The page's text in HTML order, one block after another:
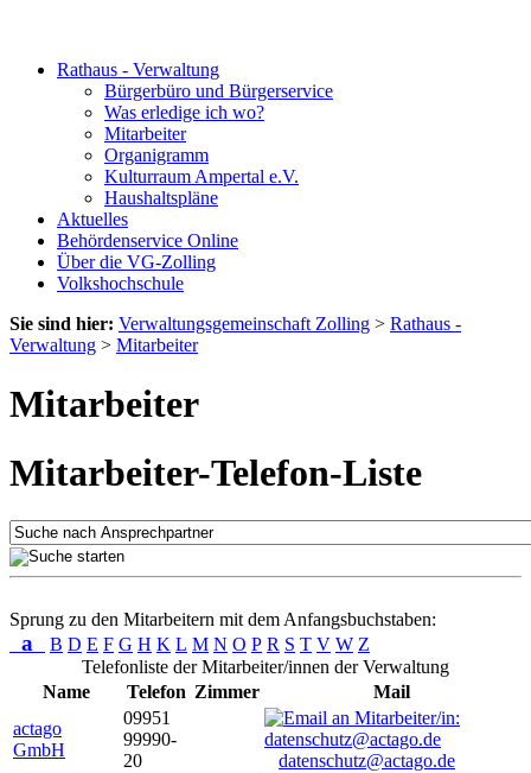
Rathaus - Verwaltung
Bürgerbüro und Bürgerservice
Was erledige ich wo?
Mitarbeiter
Organigramm
Kulturraum Ampertal e.V.
Haushaltspläne
Aktuelles
Behördenservice Online
Über die VG-Zolling
Volkshochschule
Sie sind hier: Verwaltungsgemeinschaft Zolling > Rathaus -
Verwaltung > Mitarbeiter
Mitarbeiter
Mitarbeiter-Telefon-Liste
Sprung zu den Mitarbeitern mit dem Anfangsbuchstaben:
a B D E F G H K L M N O P R S T V W Z
Telefonliste der Mitarbeiter/innen der Verwaltung
Name
Telefon Zimmer
Mail
actago
GmbH
09951
99990-
20
datenschutz@actago.de